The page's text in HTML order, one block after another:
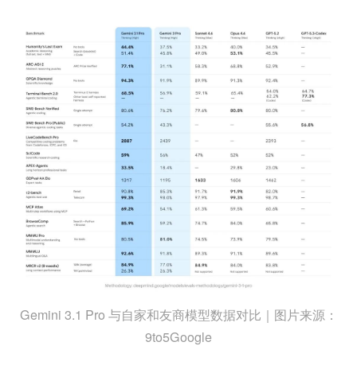
Gemini 3.1 Pro 与自家和友商模型数据对比｜图片来源：
9to5Google